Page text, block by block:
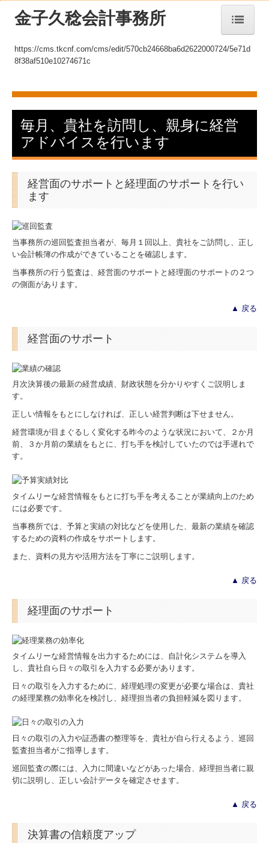
トップページ
経営革新等支援機関とは
経営改善計画の策定支援
経営者お役立ち情報
事務所紹介
交通案内
セミナー案内
採用情報
FX4クラウド
グループ通算（有利・不利）判定
補助金・助成金・融資情報
関与先向け融資商品ご紹介
戦略財務情報システム
継続MASシステム
個人情報保護方針
新型コロナ経営支援情報
経営者の四季
TKC経営指標（速報版）
金子久稔会計事務所
https://cms.tkcnf.com/cms/edit/570cb24668ba6d2622000724/5e71d
8f38af510e10274671c
毎月、貴社を訪問し、親身に経営
アドバイスを行います
経営面のサポートと経理面のサポートを行い
ます
当事務所の巡回監査担当者が、毎月１回以上、貴社をご訪問し、正し
い会計帳簿の作成ができていることを確認します。
当事務所の行う監査は、経営面のサポートと経理面のサポートの２つ
の側面があります。
▲ 戻る
経営面のサポート
月次決算後の最新の経営成績、財政状態を分かりやすくご説明しま
す。
正しい情報をもとにしなければ、正しい経営判断は下せません。
経営環境が目まぐるしく変化する昨今のような状況において、２か月
前、３か月前の業績をもとに、打ち手を検討していたのでは手遅れで
す。
タイムリーな経営情報をもとに打ち手を考えることが業績向上のため
には必要です。
当事務所では、予算と実績の対比などを使用した、最新の業績を確認
するための資料の作成をサポートします。
また、資料の見方や活用方法を丁寧にご説明します。
▲ 戻る
経理面のサポート
タイムリーな経営情報を出力するためには、自計化システムを導入
し、貴社自ら日々の取引を入力する必要があります。
日々の取引を入力するために、経理処理の変更が必要な場合は、貴社
の経理業務の効率化を検討し、経理担当者の負担軽減を図ります。
日々の取引の入力や証憑書の整理等を、貴社が自ら行えるよう、巡回
監査担当者がご指導します。
巡回監査の際には、入力に間違いなどがあった場合、経理担当者に親
切に説明し、正しい会計データを確定させます。
▲ 戻る
決算書の信頼度アップ